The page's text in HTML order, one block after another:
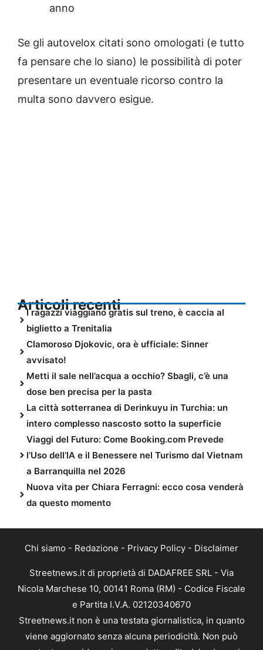
anno
Se gli autovelox citati sono omologati (e tutto
fa pensare che lo siano) le possibilità di poter
presentare un eventuale ricorso contro la
multa sono davvero esigue.
Articoli recenti
I ragazzi viaggiano gratis sul treno, è caccia al
biglietto a Trenitalia
Clamoroso Djokovic, ora è ufficiale: Sinner
avvisato!
Metti il sale nell’acqua a occhio? Sbagli, c’è una
dose ben precisa per la pasta
La città sotterranea di Derinkuyu in Turchia: un
intero complesso nascosto sotto la superficie
Viaggi del Futuro: Come Booking.com Prevede
l’Uso dell’IA e il Benessere nel Turismo dal Vietnam
a Barranquilla nel 2026
Nuova vita per Chiara Ferragni: ecco cosa venderà
da questo momento
Chi siamo - Redazione - Privacy Policy - Disclaimer
Streetnews.it di proprietà di DADAFREE SRL - Via
Nicola Marchese 10, 00141 Roma (RM) - Codice Fiscale
e Partita I.V.A. 02120340670
Streetnews.it non è una testata giornalistica, in quanto
viene aggiornato senza alcuna periodicità. Non può